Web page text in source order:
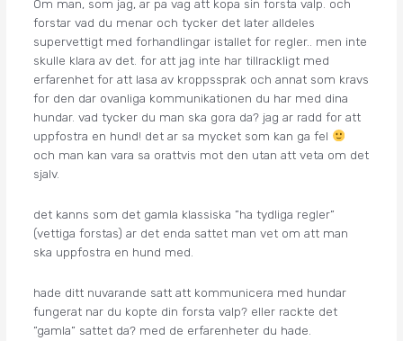
Om man, som jag, ar pa vag att kopa sin forsta valp. och
forstar vad du menar och tycker det later alldeles
supervettigt med forhandlingar istallet for regler.. men inte
skulle klara av det. for att jag inte har tillrackligt med
erfarenhet for att lasa av kroppssprak och annat som kravs
for den dar ovanliga kommunikationen du har med dina
hundar. vad tycker du man ska gora da? jag ar radd for att
uppfostra en hund! det ar sa mycket som kan ga fel
och man kan vara sa orattvis mot den utan att veta om det
sjalv.
det kanns som det gamla klassiska ”ha tydliga regler”
(vettiga forstas) ar det enda sattet man vet om att man
ska uppfostra en hund med.
hade ditt nuvarande satt att kommunicera med hundar
fungerat nar du kopte din forsta valp? eller rackte det
”gamla” sattet da? med de erfarenheter du hade.